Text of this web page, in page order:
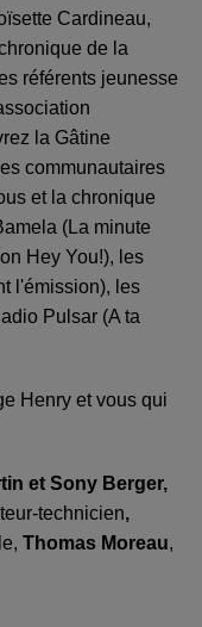
Cardineau,
de la
référents jeunesse
la Gâtine
communautaires
et la chronique
(La minute
Hey You!), les
l'émission), les
Pulsar (A ta
Henry et vous qui
et Sony Berger,
technicien,
Thomas Moreau,